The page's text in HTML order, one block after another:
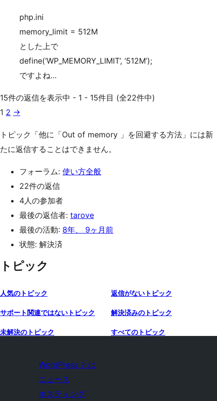
php.ini
memory_limit = 512M
とした上で
define(‘WP_MEMORY_LIMIT’, ‘512M’);
ですよね…
15件の返信を表示中 - 1 - 15件目 (全22件中)
1 2 →
トピック「他に「Out of memory 」を回避する方法」には新
たに返信することはできません。
フォーラム: 使い方全般
22件の返信
4人の参加者
最後の返信者: tarove
最後の活動: 8年、 9ヶ月前
状態: 解決済
トピック
人気のトピック 返信がないトピック
サポート関連ではないトピック 解決済みのトピック
未解決のトピック すべてのトピック
WordPress とは
ニュース
ホスティング